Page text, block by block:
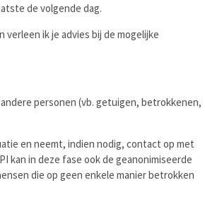
de volgende dag.
verleen ik je advies bij de mogelijke
personen (vb. getuigen, betrokkenen,
en neemt, indien nodig, contact op met
kan in deze fase ook de geanonimiseerde
die op geen enkele manier betrokken